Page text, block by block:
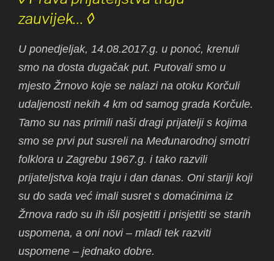
zauvijek… ◊
U ponedjeljak, 14.08.2017.g. u ponoć, krenuli
smo na dosta dugačak put. Putovali smo u
mjesto Žrnovo koje se nalazi na otoku Korčuli
udaljenosti nekih 4 km od samog grada Korčule.
Tamo su nas primili naši dragi prijatelji s kojima
smo se prvi put susreli na Međunarodnoj smotri
folklora u Zagrebu 1967.g. i tako razvili
prijateljstva koja traju i dan danas. Oni stariji koji
su do sada već imali susret s domaćinima iz
Žrnova rado su ih išli posjetiti i prisjetiti se starih
uspomena, a oni novi – mladi tek razviti
uspomene – jednako dobre.